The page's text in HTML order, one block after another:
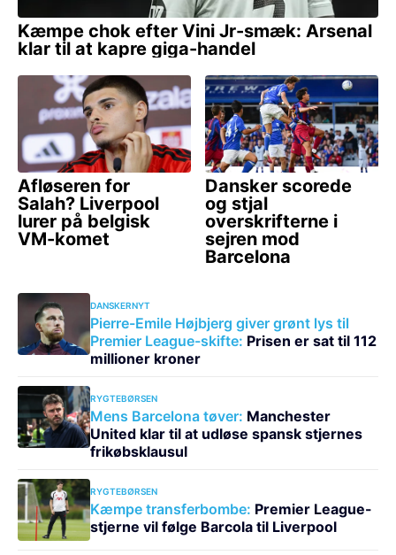
DANSKERNYT
Pierre-Emile Højbjerg giver grønt lys til
Premier League-skifte: Prisen er sat til 112
millioner kroner
RYGTEBØRSEN
Mens Barcelona tøver: Manchester
United klar til at udløse spansk stjernes
frikøbsklausul
RYGTEBØRSEN
Kæmpe transferbombe: Premier League-
stjerne vil følge Barcola til Liverpool